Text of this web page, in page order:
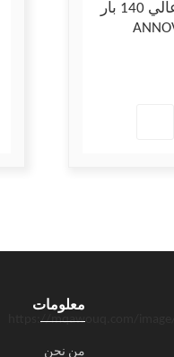
مضخة غسيل ضغط عالي 140 بار
معلومات
من نحن